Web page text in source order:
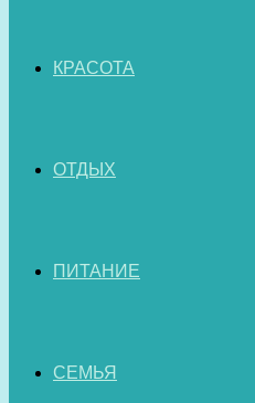
КРАСОТА
ОТДЫХ
ПИТАНИЕ
СЕМЬЯ